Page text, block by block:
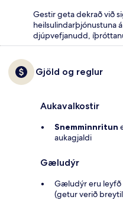
Gestir geta dekrað við
heilsulindarþjónustuna
djúpvefjanudd,
Gjöld og reglur
Aukavalkostir
Snemminnritun
aukagjaldi
Gæludýr
Gæludýr eru leyfð
(getur verið